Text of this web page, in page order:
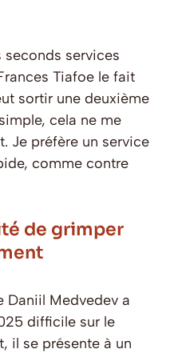
seconds services
Tiafoe le fait
sortir une deuxième
cela ne me
Je préfère un service
comme contre
de grimper
Daniil Medvedev a
difficile sur le
il se présente à un